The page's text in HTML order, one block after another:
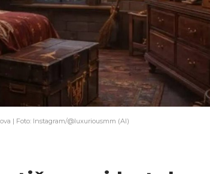
| Foto: Instagram/@luxuriousmm (AI)